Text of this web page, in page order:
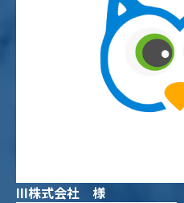
III株式会社 様